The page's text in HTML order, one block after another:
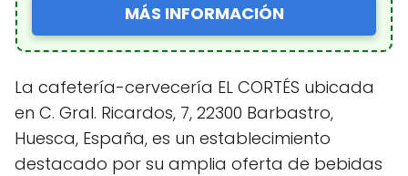
MÁS INFORMACIÓN
La cafetería-cervecería EL CORTÉS ubicada
en C. Gral. Ricardos, 7, 22300 Barbastro,
Huesca, España, es un establecimiento
destacado por su amplia oferta de bebidas